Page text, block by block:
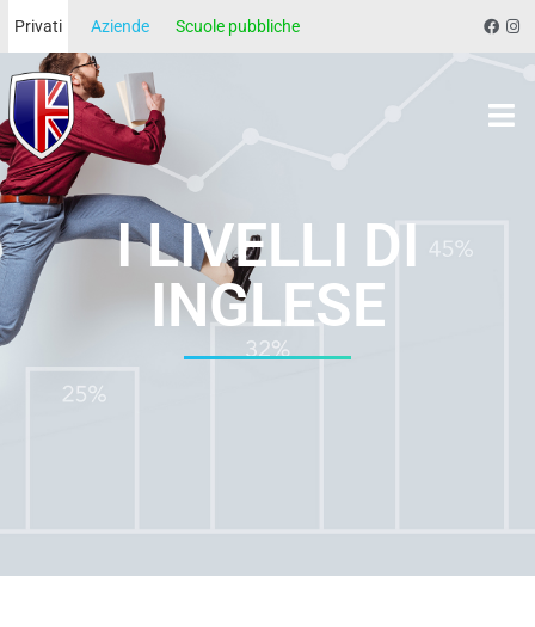
Privati Aziende Scuole pubbliche
Morgan School
I LIVELLI DI
INGLESE